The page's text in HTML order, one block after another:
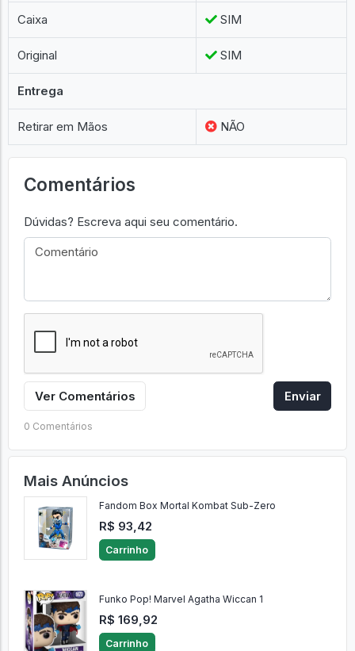
Caixa SIM
Original SIM
Entrega
Retirar em Mãos NÃO
Comentários
Dúvidas? Escreva aqui seu comentário.
Ver Comentários Enviar
0 Comentários
Mais Anúncios
Fandom Box Mortal Kombat Sub-Zero
R$ 93,42
Carrinho
Funko Pop! Marvel Agatha Wiccan 1
R$ 169,92
Carrinho